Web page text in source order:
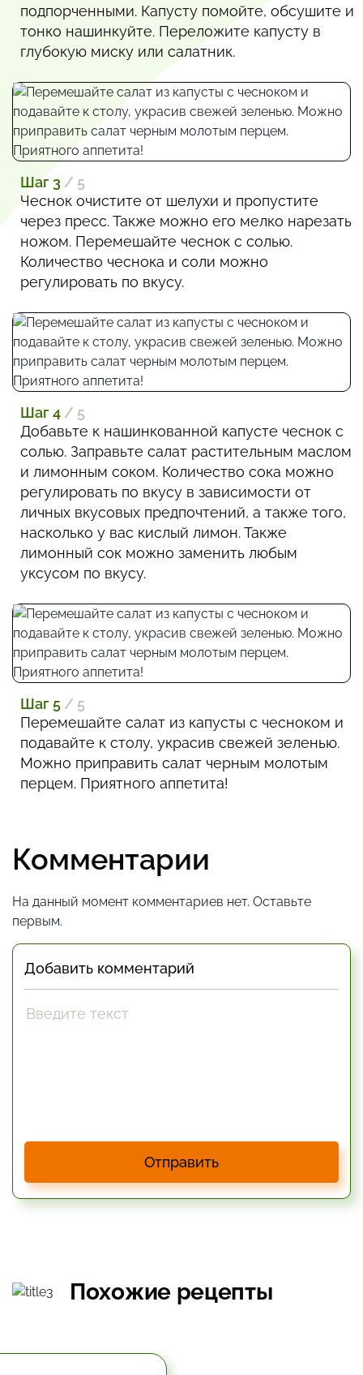
подпорченными. Капусту помойте, обсушите и
тонко нашинкуйте. Переложите капусту в
глубокую миску или салатник.
Шаг 3 / 5
Чеснок очистите от шелухи и пропустите
через пресс. Также можно его мелко нарезать
ножом. Перемешайте чеснок с солью.
Количество чеснока и соли можно
регулировать по вкусу.
Шаг 4 / 5
Добавьте к нашинкованной капусте чеснок с
солью. Заправьте салат растительным маслом
и лимонным соком. Количество сока можно
регулировать по вкусу в зависимости от
личных вкусовых предпочтений, а также того,
насколько у вас кислый лимон. Также
лимонный сок можно заменить любым
уксусом по вкусу.
Шаг 5 / 5
Перемешайте салат из капусты с чесноком и
подавайте к столу, украсив свежей зеленью.
Можно приправить салат черным молотым
перцем. Приятного аппетита!
Комментарии
На данный момент комментариев нет. Оставьте
первым.
Добавить комментарий
Отправить
Похожие рецепты